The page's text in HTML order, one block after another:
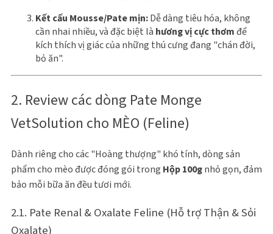
Kết cấu Mousse/Pate mịn:Dễ dàng tiêu hóa, không
cần nhai nhiều, và đặc biệt là hương vị cực thơmđể
kích thích vị giác của những thú cưng đang "chán đời,
bỏ ăn".
2. Review các dòng Pate Monge
VetSolution cho MÈO (Feline)
Dành riêng cho các "Hoàng thượng" khó tính, dòng sản
phẩm cho mèo được đóng gói trong Hộp 100gnhỏ gọn, đảm
bảo mỗi bữa ăn đều tươi mới.
2.1. Pate Renal & Oxalate Feline (Hỗ trợ Thận & Sỏi
Oxalate)